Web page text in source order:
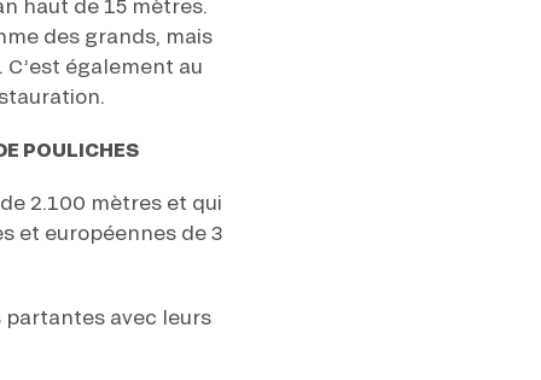
haut de 15 mètres.
des grands, mais
également au
POULICHES
2.100 mètres et qui
et européennes de 3
partantes avec leurs